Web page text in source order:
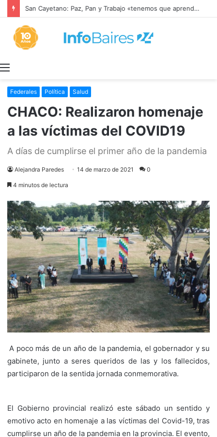
San Cayetano: Paz, Pan y Trabajo «tenemos que aprender a dialogar y a tratarnos bien» Mons. García Cuerva
Federales Política Salud
CHACO: Realizaron homenaje
a las víctimas del COVID19
A días de cumplirse el primer año de la pandemia
Alejandra Paredes 14 de marzo de 2021 0
4 minutos de lectura
A poco más de un año de la pandemia, el gobernador y su
gabinete, junto a seres queridos de las y los fallecidos,
participaron de la sentida jornada conmemorativa.
El Gobierno provincial realizó este sábado un sentido y
emotivo acto en homenaje a las víctimas del Covid-19, tras
cumplirse un año de la pandemia en la provincia. El evento,